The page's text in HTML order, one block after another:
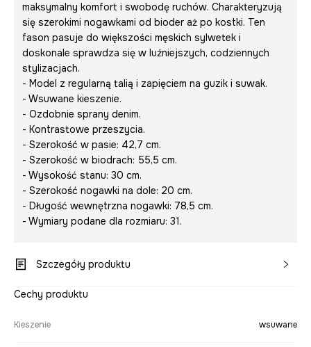
maksymalny komfort i swobodę ruchów. Charakteryzują
się szerokimi nogawkami od bioder aż po kostki. Ten
fason pasuje do większości męskich sylwetek i
doskonale sprawdza się w luźniejszych, codziennych
stylizacjach.
- Model z regularną talią i zapięciem na guzik i suwak.
- Wsuwane kieszenie.
- Ozdobnie sprany denim.
- Kontrastowe przeszycia.
- Szerokość w pasie: 42,7 cm.
- Szerokość w biodrach: 55,5 cm.
- Wysokość stanu: 30 cm.
- Szerokość nogawki na dole: 20 cm.
- Długość wewnętrzna nogawki: 78,5 cm.
- Wymiary podane dla rozmiaru: 31.
Szczegóły produktu
Cechy produktu
Kieszenie wsuwane